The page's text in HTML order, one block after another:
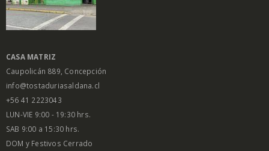
CASA MATRIZ
Caupolicán 889, Concepción
info@tostaduriasaldana.cl
+56 41 2223043
LUN-VIE 9:00 - 19:30 hrs.
SAB 9:00 a 15:30 hrs.
DOM y Festivos Cerrado